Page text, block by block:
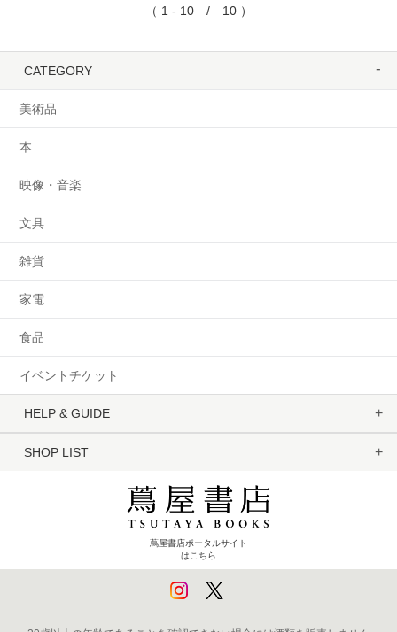
（ 1 - 10 / 10 ）
CATEGORY
美術品
本
映像・音楽
文具
雑貨
家電
食品
イベントチケット
HELP & GUIDE
SHOP LIST
蔦屋書店ポータルサイト
はこちら